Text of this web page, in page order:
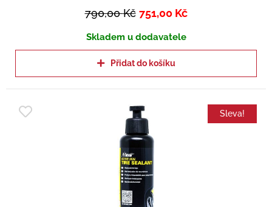
790,00Kč 751,00 Kč
Skladem u dodavatele
Přidat do košíku
Sleva!